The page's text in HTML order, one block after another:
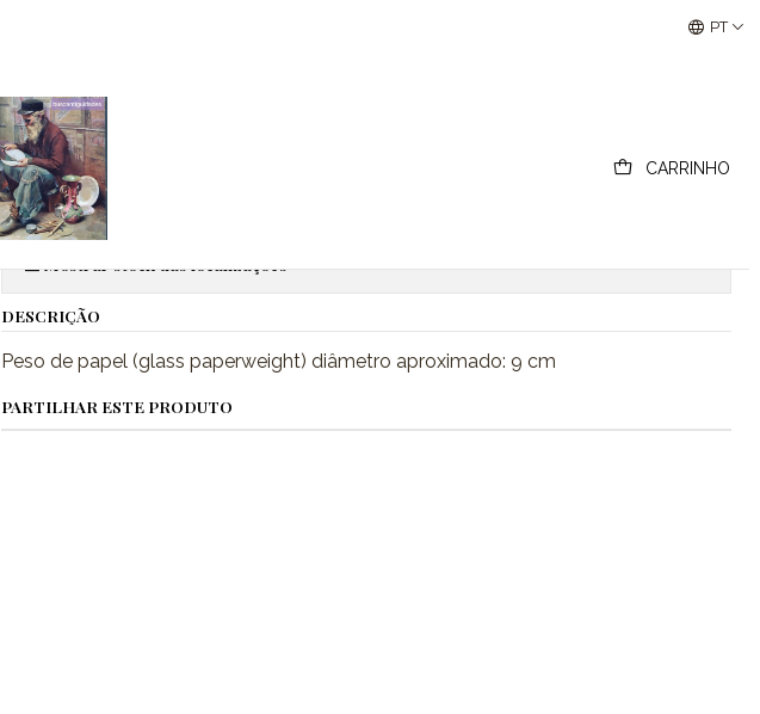
CARRINHO
Buscantiguidades - Leilões Colecionismo e PT
|
Pisa-papéis
Quantidade
Mostrar stock das localizações
DESCRIÇÃO
Peso de papel (glass paperweight) diâmetro aproximado: 9 cm
PARTILHAR ESTE PRODUTO